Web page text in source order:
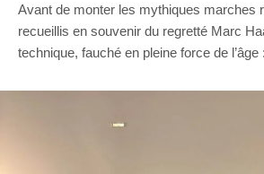
Avant de monter les mythiques marches
recueillis en souvenir du regretté Marc
technique, fauché en pleine force de l’âge